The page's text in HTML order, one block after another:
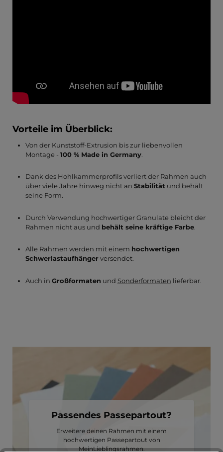
Vorteile im Überblick:
Von der Kunststoff-Extrusion bis zur liebenvollen
Montage - 100 % Made in Germany.
Dank des Hohlkammerprofils verliert der Rahmen auch
über viele Jahre hinweg nicht an Stabilitätund behält
seine Form.
Durch Verwendung hochwertiger Granulate bleicht der
Rahmen nicht aus und behält seine kräftige Farbe.
Alle Rahmen werden mit einem hochwertigen
Schwerlastaufhängerversendet.
Auch in Großformaten und Sonderformaten lieferbar.
Passendes Passepartout?
Erweitere deinen Rahmen mit einem
hochwertigen Passepartout von
MeinLieblingsrahmen.